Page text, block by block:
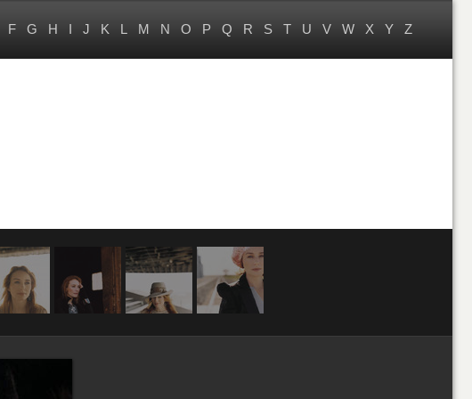
F G H I J K L M N O P Q R S T U V W X Y Z